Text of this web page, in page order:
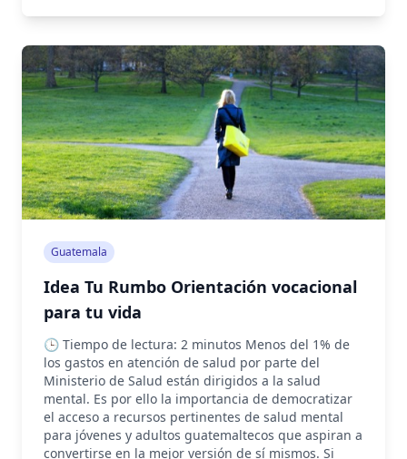
Guatemala
Idea Tu Rumbo Orientación vocacional
para tu vida
🕒 Tiempo de lectura: 2 minutos Menos del 1% de
los gastos en atención de salud por parte del
Ministerio de Salud están dirigidos a la salud
mental. Es por ello la importancia de democratizar
el acceso a recursos pertinentes de salud mental
para jóvenes y adultos guatemaltecos que aspiran a
convertirse en la mejor versión de sí mismos. Si